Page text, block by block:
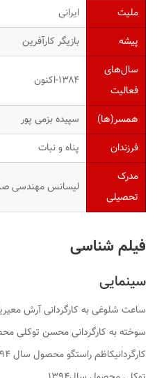
ملیت
ایرانی
پیشه
بازیگر کارآفرین
سال‌های
فعالیت
۱۳۸۴-اکنون
همسر(ها)
سپیده بزمی پور
فرزندان
پناه و نبات
مدرک
تحصیلی
لیسانس مهندسی
فیلم شناسی
سینمایی